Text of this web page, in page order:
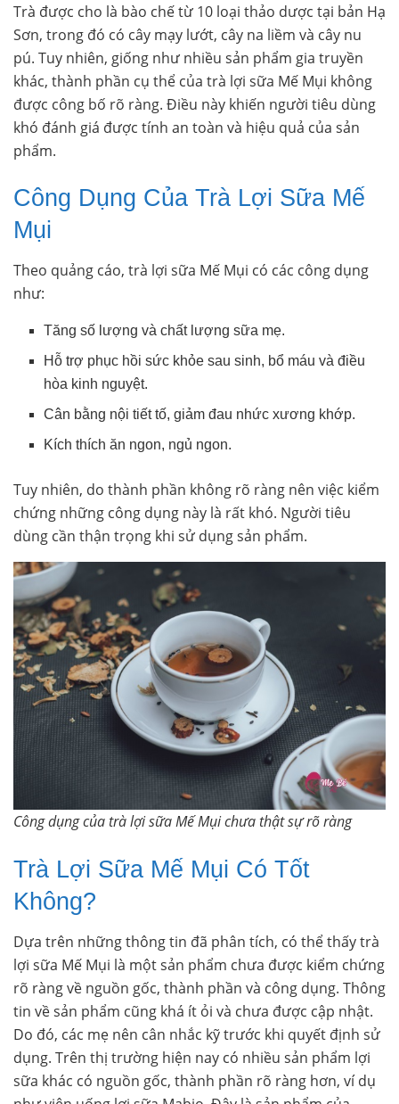
Trà được cho là bào chế từ 10 loại thảo dược tại bản Hạ
Sơn, trong đó có cây mạy lướt, cây na liềm và cây nu
pú. Tuy nhiên, giống như nhiều sản phẩm gia truyền
khác, thành phần cụ thể của trà lợi sữa Mế Mụi không
được công bố rõ ràng. Điều này khiến người tiêu dùng
khó đánh giá được tính an toàn và hiệu quả của sản
phẩm.
Công Dụng Của Trà Lợi Sữa Mế
Mụi
Theo quảng cáo, trà lợi sữa Mế Mụi có các công dụng
như:
Tăng số lượng và chất lượng sữa mẹ.
Hỗ trợ phục hồi sức khỏe sau sinh, bổ máu và điều
hòa kinh nguyệt.
Cân bằng nội tiết tố, giảm đau nhức xương khớp.
Kích thích ăn ngon, ngủ ngon.
Tuy nhiên, do thành phần không rõ ràng nên việc kiểm
chứng những công dụng này là rất khó. Người tiêu
dùng cần thận trọng khi sử dụng sản phẩm.
Công dụng của trà lợi sữa Mế Mụi chưa thật sự rõ ràng
Trà Lợi Sữa Mế Mụi Có Tốt
Không?
Dựa trên những thông tin đã phân tích, có thể thấy trà
lợi sữa Mế Mụi là một sản phẩm chưa được kiểm chứng
rõ ràng về nguồn gốc, thành phần và công dụng. Thông
tin về sản phẩm cũng khá ít ỏi và chưa được cập nhật.
Do đó, các mẹ nên cân nhắc kỹ trước khi quyết định sử
dụng. Trên thị trường hiện nay có nhiều sản phẩm lợi
sữa khác có nguồn gốc, thành phần rõ ràng hơn, ví dụ